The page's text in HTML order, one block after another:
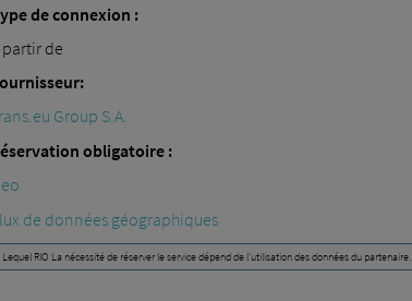
de connexion :
partir de
Group S.A.
obligatoire :
de données géographiques
Lequel RIO La nécessité de réserver le service dépend de l'utilisation des données du partenaire.